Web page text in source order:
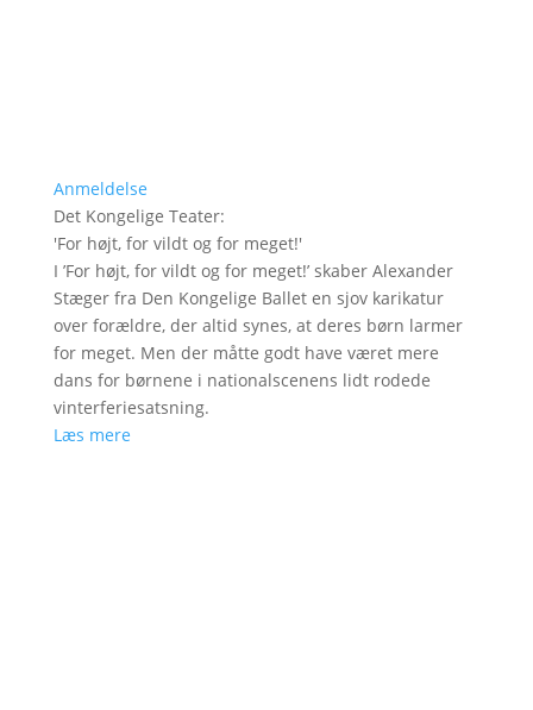
Anmeldelse
Det Kongelige Teater:
'For højt, for vildt og for meget!'
I ’For højt, for vildt og for meget!’ skaber Alexander
Stæger fra Den Kongelige Ballet en sjov karikatur
over forældre, der altid synes, at deres børn larmer
for meget. Men der måtte godt have været mere
dans for børnene i nationalscenens lidt rodede
vinterferiesatsning.
Læs mere